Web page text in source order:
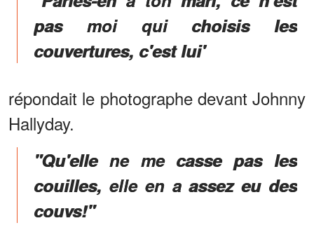
pas moi qui choisis les
couvertures, c'est lui'
répondait le photographe devant Johnny
Hallyday.
"Qu'elle ne me casse pas les
couilles, elle en a assez eu des
couvs!"